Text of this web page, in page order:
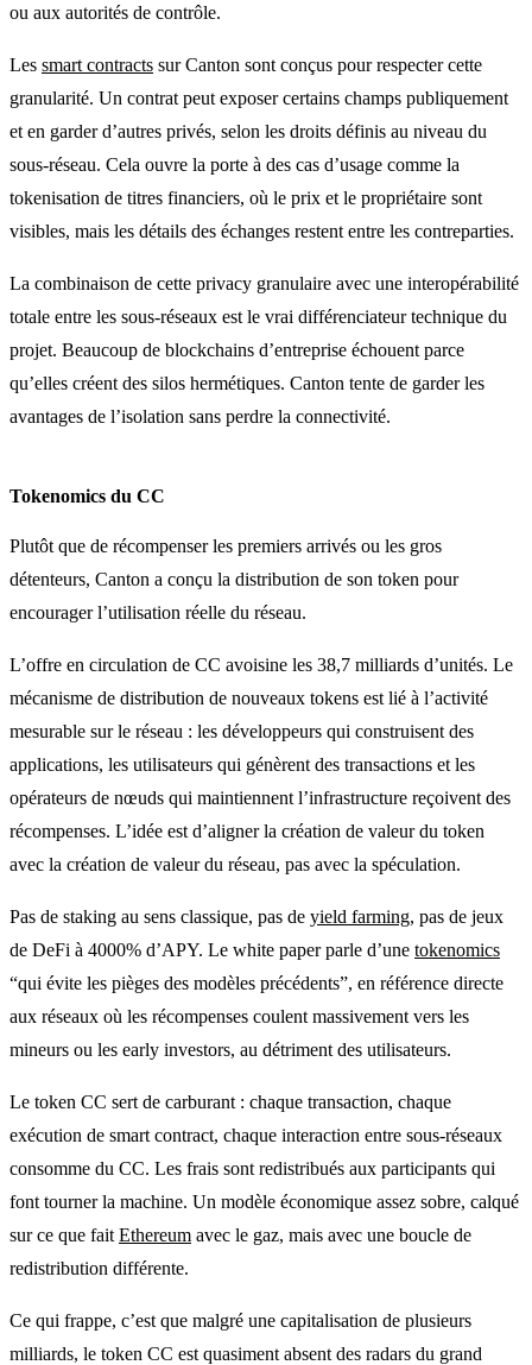
ou aux autorités de contrôle.
Les smart contracts sur Canton sont conçus pour respecter cette
granularité. Un contrat peut exposer certains champs publiquement
et en garder d’autres privés, selon les droits définis au niveau du
sous-réseau. Cela ouvre la porte à des cas d’usage comme la
tokenisation de titres financiers, où le prix et le propriétaire sont
visibles, mais les détails des échanges restent entre les contreparties.
La combinaison de cette privacy granulaire avec une interopérabilité
totale entre les sous-réseaux est le vrai différenciateur technique du
projet. Beaucoup de blockchains d’entreprise échouent parce
qu’elles créent des silos hermétiques. Canton tente de garder les
avantages de l’isolation sans perdre la connectivité.
Tokenomics du CC
Plutôt que de récompenser les premiers arrivés ou les gros
détenteurs, Canton a conçu la distribution de son token pour
encourager l’utilisation réelle du réseau.
L’offre en circulation de CC avoisine les 38,7 milliards d’unités. Le
mécanisme de distribution de nouveaux tokens est lié à l’activité
mesurable sur le réseau : les développeurs qui construisent des
applications, les utilisateurs qui génèrent des transactions et les
opérateurs de nœuds qui maintiennent l’infrastructure reçoivent des
récompenses. L’idée est d’aligner la création de valeur du token
avec la création de valeur du réseau, pas avec la spéculation.
Pas de staking au sens classique, pas de yield farming, pas de jeux
de DeFi à 4000% d’APY. Le white paper parle d’une tokenomics
“qui évite les pièges des modèles précédents”, en référence directe
aux réseaux où les récompenses coulent massivement vers les
mineurs ou les early investors, au détriment des utilisateurs.
Le token CC sert de carburant : chaque transaction, chaque
exécution de smart contract, chaque interaction entre sous-réseaux
consomme du CC. Les frais sont redistribués aux participants qui
font tourner la machine. Un modèle économique assez sobre, calqué
sur ce que fait Ethereum avec le gaz, mais avec une boucle de
redistribution différente.
Ce qui frappe, c’est que malgré une capitalisation de plusieurs
milliards, le token CC est quasiment absent des radars du grand